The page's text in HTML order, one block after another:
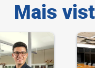
Mais